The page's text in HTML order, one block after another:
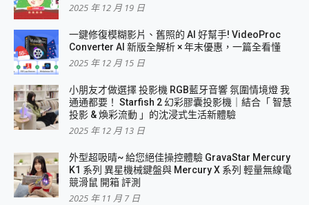
2025 年 12 月 19 日
一鍵修復模糊影片、舊照的 AI 好幫手! VideoProc
Converter AI 新版全解析 × 年末優惠，一篇全看懂
2025 年 12 月 15 日
小朋友才做選擇 投影機 RGB藍牙音響 氛圍情境燈 我
通通都要！ Starfish 2 幻彩膠囊投影機｜結合「 智慧
投影 & 煥彩流動 」的沈浸式生活新體驗
2025 年 12 月 13 日
外型超吸晴~ 給您絕佳操控體驗 GravaStar Mercury
K1 系列 異星機械鍵盤與 Mercury X 系列 輕量無線電
競滑鼠 開箱 評測
2025 年 11 月 7 日